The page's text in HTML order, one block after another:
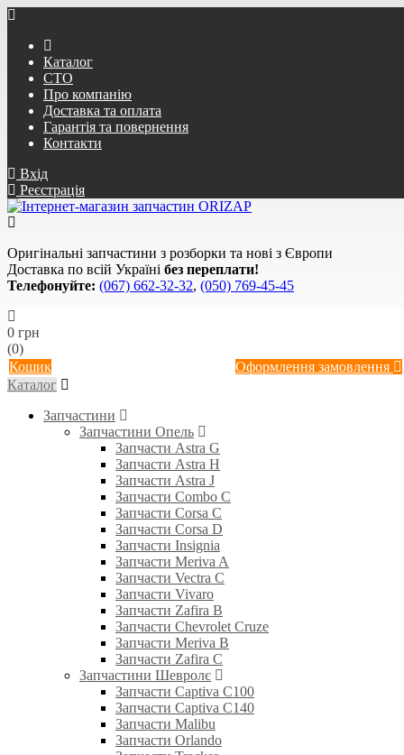
Каталог
СТО
Про компанію
Доставка та оплата
Гарантія та повернення
Контакти
Вхід
Реєстрація
Оригінальні запчастини з розборки та нові з Європи
Доставка по всій Україні без переплати!
Телефонуйте: (067) 662-32-32, (050) 769-45-45
0 грн
(0)
Кошик
Оформлення замовлення
Каталог
Запчастини
Запчастини Опель
Запчасти Astra G
Запчасти Astra H
Запчасти Astra J
Запчасти Combo C
Запчасти Corsa C
Запчасти Corsa D
Запчасти Insignia
Запчасти Meriva A
Запчасти Vectra C
Запчасти Vivaro
Запчасти Zafira B
Запчасти Chevrolet Cruze
Запчасти Meriva B
Запчасти Zafira C
Запчастини Шевролє
Запчасти Captiva C100
Запчасти Captiva C140
Запчасти Malibu
Запчасти Orlando